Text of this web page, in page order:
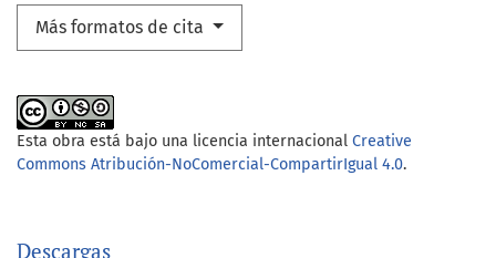
Más formatos de cita
Esta obra está bajo una licencia internacional Creative
Commons Atribución-NoComercial-CompartirIgual 4.0.
Descargas